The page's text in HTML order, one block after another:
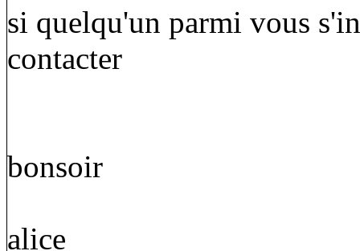
si quelqu'un parmi vous
contacter
bonsoir
alice